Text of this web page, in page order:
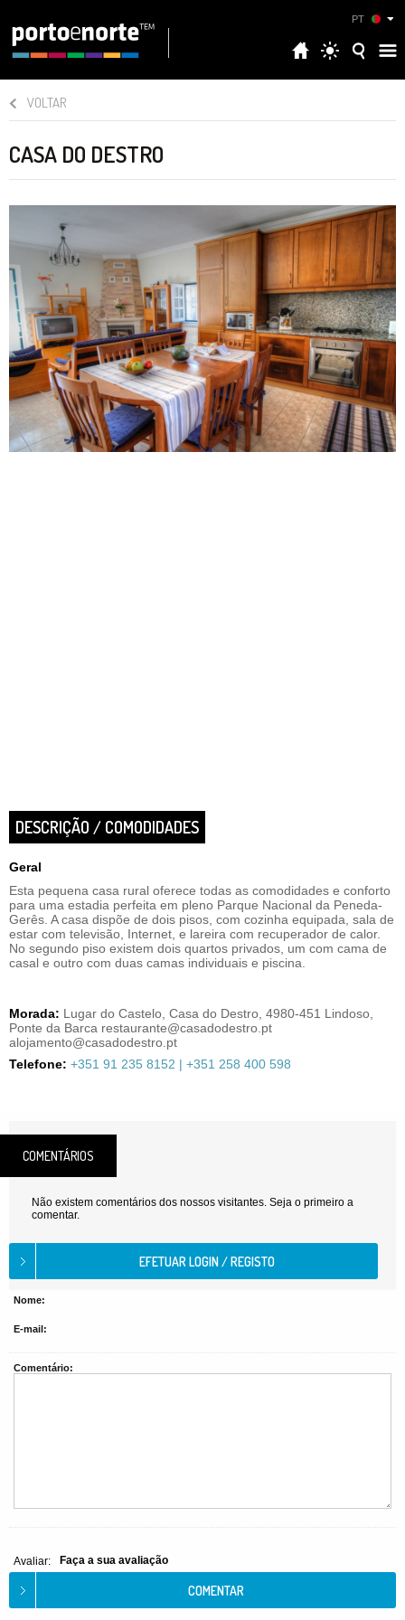
PT
VOLTAR
CASA DO DESTRO
DESCRIÇÃO / COMODIDADES
Geral
Esta pequena casa rural oferece todas as comodidades e conforto
para uma estadia perfeita em pleno Parque Nacional da Peneda-
Gerês. A casa dispõe de dois pisos, com cozinha equipada, sala de
estar com televisão, Internet, e lareira com recuperador de calor.
No segundo piso existem dois quartos privados, um com cama de
casal e outro com duas camas individuais e piscina.
Morada: Lugar do Castelo, Casa do Destro, 4980-451 Lindoso,
Ponte da Barca restaurante@casadodestro.pt
alojamento@casadodestro.pt
Telefone: +351 91 235 8152 | +351 258 400 598
COMENTÁRIOS
Não existem comentários dos nossos visitantes. Seja o primeiro a
comentar.
Nome:
E-mail:
Comentário:
Avaliar: Faça a sua avaliação